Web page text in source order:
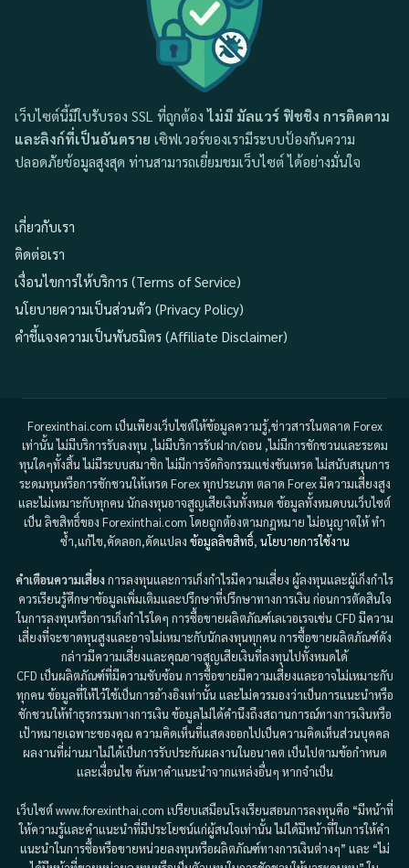
เว็บไซต์นี้มีใบรับรอง SSL ที่ถูกต้องไม่มี มัลแวร์ ฟิชชิง การติดตาม
และลิงก์ที่เป็นอันตราย เซิฟเวอร์ของเรามีระบบป้องกันความ
ปลอดภัยข้อมูลสูงสุด ท่านสามารถเยี่ยมชมเว็บไซต์ ได้อย่างมั่นใจ
เกี่ยวกับเรา
ติดต่อเรา
เงื่อนไขการให้บริการ (Terms of Service)
นโยบายความเป็นส่วนตัว (Privacy Policy)
คำชี้แจงความเป็นพันธมิตร (Affiliate Disclaimer)
Forexinthai.com เป็นเพียงเว็บไซต์ให้ข้อมูลความรู้,ข่าวสารในตลาด Forex
เท่านั้น ไม่มีบริการรับลงทุน ,ไม่มีบริการรับฝาก/ถอน ,ไม่มีการชักชวนและระดม
ทุนใดๆทั้งสิ้น ไม่มีระบบสมาชิก ไม่มีการจัดกิจกรรมแข่งขันเทรด ไม่สนับสนุนการ
ระดมทุนหรือการชักชวนให้เทรด Forex ทุกประเภท ตลาด Forex มีความเสี่ยงสูง
และไม่เหมาะกับทุกคน นักลงทุนอาจสูญเสียเงินทั้งหมด ข้อมูลทั้งหมดบนเว็บไซต์
เป็น ลิขสิทธิ์ของ Forexinthai.com โดยถูกต้องตามกฎหมาย ไม่อนุญาตให้ ทำ
ซ้ำ,แก้ไข,คัดลอก,ดัดแปลง ข้อมูลลิขสิทธิ์, นโยบายการใช้งาน
คำเตือนความเสี่ยงการลงทุนและการเก็งกำไรมีความเสี่ยง ผู้ลงทุนและผู้เก็งกำไร
ควรเรียนรู้ศึกษาข้อมูลเพิ่มเติมและปรึกษาที่ปรึกษาทางการเงิน ก่อนการตัดสินใจ
ในการลงทุนหรือการเก็งกำไรใดๆ การซื้อขายผลิตภัณฑ์เลเวอเรจเช่น CFD มีความ
เสี่ยงที่จะขาดทุนสูงและอาจไม่เหมาะกับนักลงทุนทุกคน การซื้อขายผลิตภัณฑ์ดัง
กล่าวมีความเสี่ยงและคุณอาจสูญเสียเงินที่ลงทุนไปทั้งหมดได้
CFD เป็นผลิตภัณฑ์ที่มีความซับซ้อน การซื้อขายมีความเสี่ยงและอาจไม่เหมาะกับ
ทุกคน ข้อมูลที่ให้ไว้ใช้เป็นการอ้างอิงเท่านั้น และไม่ควรมองว่าเป็นการแนะนำหรือ
ชักชวนให้ทำธุรกรรมทางการเงิน ข้อมูลไม่ได้คำนึงถึงสถานการณ์ทางการเงินหรือ
เป้าหมายเฉพาะของคุณ ความคิดเห็นที่แสดงออกไปเป็นความคิดเห็นส่วนบุคคล
ผลงานที่ผ่านมาไม่ได้เป็นการรับประกันผลงานในอนาคต เป็นไปตามข้อกำหนด
และเงื่อนไข ค้นหาคำแนะนำจากแหล่งอื่นๆ หากจำเป็น
เว็บไซต์ www.forexinthai.com เปรียบเสมือนโรงเรียนสอนการลงทุนคือ “มีหน้าที่
ให้ความรู้และคำแนะนำที่มีประโยชน์แก่ผู้สนใจเท่านั้น ไม่ได้มีหน้าที่ในการให้คำ
แนะนำในการซื้อหรือขายหน่วยลงทุนหรือผลิตภัณฑ์ทางการเงินต่างๆ” และ “ไม่